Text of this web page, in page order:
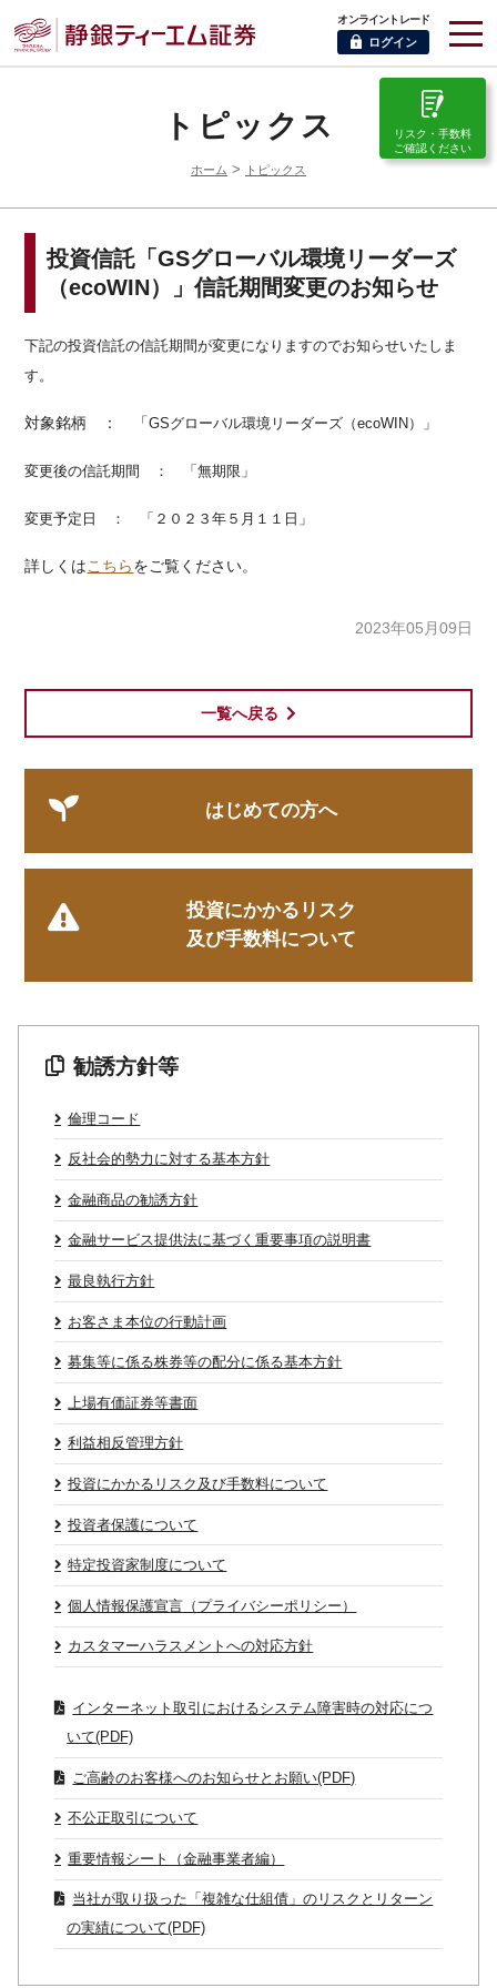
オンライントレード
ログイン
リスク・手数料
ご確認ください
トピックス
ホーム > トピックス
投資信託「GSグローバル環境リーダーズ
（ecoWIN）」信託期間変更のお知らせ
下記の投資信託の信託期間が変更になりますのでお知らせいたしま
す。
対象銘柄 ： 「GSグローバル環境リーダーズ（ecoWIN） 」
変更後の信託期間 ： 「無期限」
変更予定日 ： 「２０２３年５月１１日」
詳しくはこちらをご覧ください。
2023年05月09日
一覧へ戻る
はじめての方へ
投資にかかるリスク
及び手数料について
勧誘方針等
倫理コード
反社会的勢力に対する基本方針
金融商品の勧誘方針
金融サービス提供法に基づく重要事項の説明書
最良執行方針
お客さま本位の行動計画
募集等に係る株券等の配分に係る基本方針
上場有価証券等書面
利益相反管理方針
投資にかかるリスク及び手数料について
投資者保護について
特定投資家制度について
個人情報保護宣言（プライバシーポリシー）
カスタマーハラスメントへの対応方針
インターネット取引におけるシステム障害時の対応につ
いて(PDF)
ご高齢のお客様へのお知らせとお願い(PDF)
不公正取引について
重要情報シート（金融事業者編）
当社が取り扱った「複雑な仕組債」のリスクとリターン
の実績について(PDF)